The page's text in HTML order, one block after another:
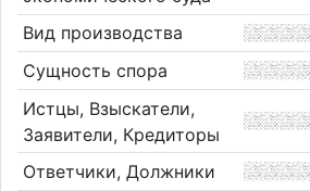
Вид производства
Сущность спора
Истцы, Взыскатели,
Заявители, Кредиторы
Ответчики, Должники